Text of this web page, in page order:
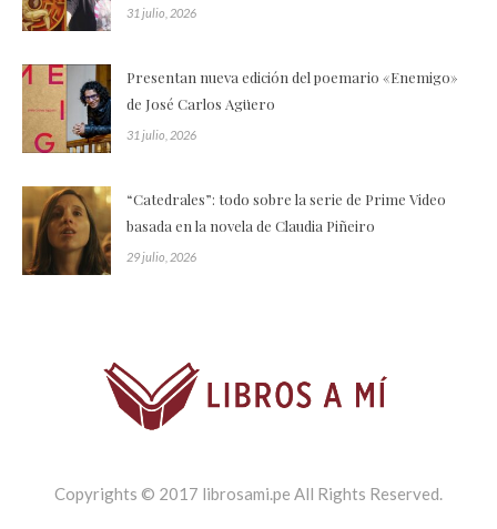
31 julio, 2026
Presentan nueva edición del poemario «Enemigo»
de José Carlos Agüero
31 julio, 2026
“Catedrales”: todo sobre la serie de Prime Video
basada en la novela de Claudia Piñeiro
29 julio, 2026
Copyrights © 2017 librosami.pe All Rights Reserved.